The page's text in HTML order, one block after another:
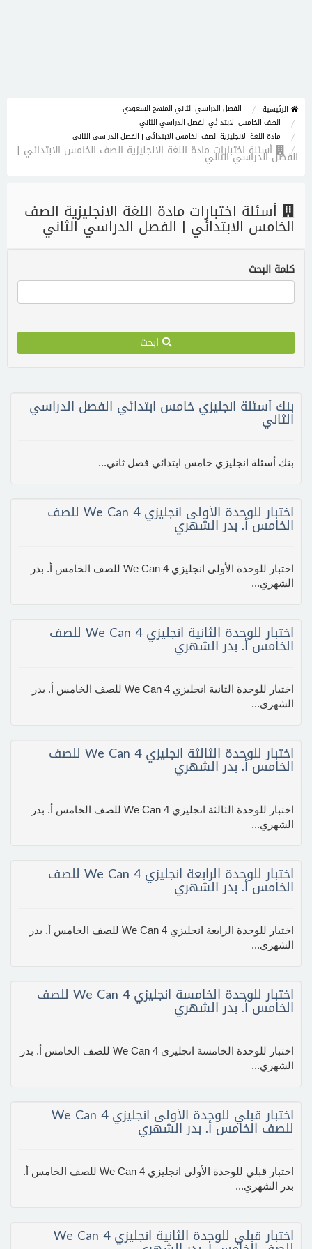
الرئيسية
الفصل الدراسي الثاني المنهج السعودي
الصف الخامس الابتدائي الفصل الدراسي الثاني
مادة اللغة الانجليزية الصف الخامس الابتدائي | الفصل الدراسي الثاني
أسئلة اختبارات مادة اللغة الانجليزية الصف الخامس الابتدائي |
الفصل الدراسي الثاني
أسئلة اختبارات مادة اللغة الانجليزية الصف
الخامس الابتدائي | الفصل الدراسي الثاني
كلمة البحث
ابحث
بنك أسئلة انجليزي خامس ابتدائي الفصل الدراسي
الثاني
بنك أسئلة انجليزي خامس ابتدائي فصل ثاني...
اختبار للوحدة الأولى انجليزي We Can 4 للصف
الخامس أ. بدر الشهري
اختبار للوحدة الأولى انجليزي We Can 4 للصف الخامس أ. بدر
الشهري...
اختبار للوحدة الثانية انجليزي We Can 4 للصف
الخامس أ. بدر الشهري
اختبار للوحدة الثانية انجليزي We Can 4 للصف الخامس أ. بدر
الشهري...
اختبار للوحدة الثالثة انجليزي We Can 4 للصف
الخامس أ. بدر الشهري
اختبار للوحدة الثالثة انجليزي We Can 4 للصف الخامس أ. بدر
الشهري...
اختبار للوحدة الرابعة انجليزي We Can 4 للصف
الخامس أ. بدر الشهري
اختبار للوحدة الرابعة انجليزي We Can 4 للصف الخامس أ. بدر
الشهري...
اختبار للوحدة الخامسة انجليزي We Can 4 للصف
الخامس أ. بدر الشهري
اختبار للوحدة الخامسة انجليزي We Can 4 للصف الخامس أ. بدر
الشهري...
اختبار قبلي للوحدة الأولى انجليزي We Can 4
للصف الخامس أ. بدر الشهري
اختبار قبلي للوحدة الأولى انجليزي We Can 4 للصف الخامس أ.
بدر الشهري...
اختبار قبلي للوحدة الثانية انجليزي We Can 4